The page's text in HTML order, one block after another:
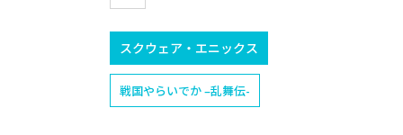
スクウェア・エニックス
戦国やらいでか –乱舞伝-